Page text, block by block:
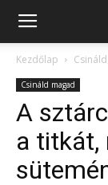
Kezdőlap
Csináld magad
A
a titkát,